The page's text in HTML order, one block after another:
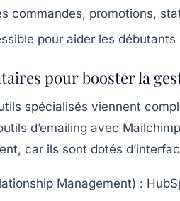
commandes, promotions,
pour aider les débutants
pour booster la
spécialisés viennent
d’emailing avec
car ils sont dotés
Management) :